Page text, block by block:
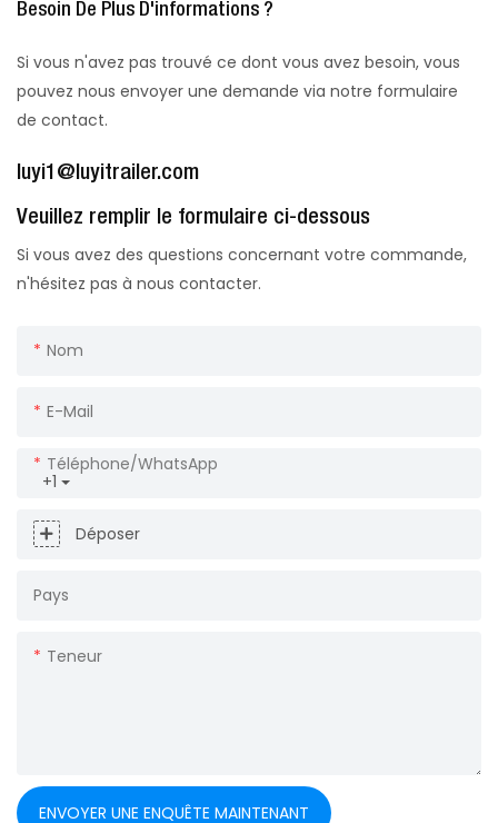
Besoin De Plus D'informations ?
Si vous n'avez pas trouvé ce dont vous avez besoin, vous
pouvez nous envoyer une demande via notre formulaire
de contact.
luyi1@luyitrailer.com
Veuillez remplir le formulaire ci-dessous
Si vous avez des questions concernant votre commande,
n'hésitez pas à nous contacter.
Nom
E-Mail
+1
Téléphone/WhatsApp
Déposer
Pays
Teneur
ENVOYER UNE ENQUÊTE MAINTENANT